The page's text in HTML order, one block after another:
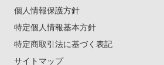
個人情報保護方針
特定個人情報基本方針
特定商取引法に基づく表記
サイトマップ